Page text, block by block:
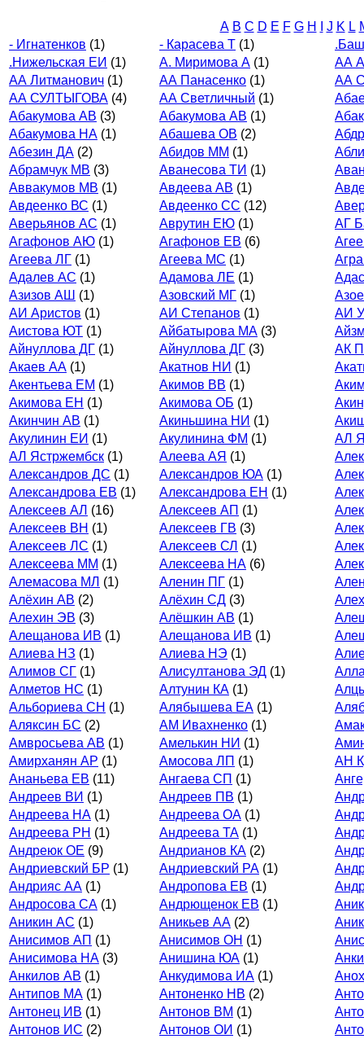
A B C D E F G H J K L
- Игнатенков (1) - Карасева Т (1)
.Нижельская ЕИ (1) А. Миримова А (1)
АА
АА Литманович (1) АА Панасенко (1)
АА
АА СУЛТЫГОВА (4) АА Светличный (1)
Абакумова АВ (3) Абакумова АВ (1)
Абакумова НА (1) Абашева ОВ (2)
Абезин ДА (2) Абидов ММ (1)
Абрамчук МВ (3) Аванесова ТИ (1)
Аввакумов МВ (1) Авдеева АВ (1)
Авдеенко ВС (1) Авдеенко СС (12)
Аверьянов АС (1) Аврутин ЕЮ (1)
АГ
Агафонов АЮ (1) Агафонов ЕВ (6)
Агеева ЛГ (1) Агеева МС (1)
Адалев АС (1) Адамова ЛЕ (1)
Азизов АШ
(1) Азовский МГ (1)
АИ Аристов (1) АИ Степанов (1)
АИ
Аистова ЮТ (1) Айбатырова МА (3)
Айнуллова ДГ (1) Айнуллова ДГ (3)
АК
Акаев АА (1) Акатнов НИ (1)
Акентьева ЕМ (1) Акимов ВВ (1)
Акимова ЕН (1) Акимова ОБ (1)
Акинчин АВ (1) Акиньшина НИ (1)
Акулинин ЕИ (1) Акулинина ФМ (1)
АЛ
АЛ Ястржембск (1) Алеева АЯ (1)
Александров ДС (1) Александров ЮА (1)
Александрова ЕВ (1) Александрова ЕН (1)
Алексеев АЛ (16) Алексеев АП (1)
Алексеев ВН (1) Алексеев ГВ (3)
Алексеев ЛС (1) Алексеев СЛ (1)
Алексеева ММ (1) Алексеева НА (6)
Алемасова МЛ (1) Аленин ПГ (1)
Алёхин АВ (2) Алёхин СД (3)
Алехин ЭВ (3) Алёшкин АВ (1)
Алещанова ИВ (1) Алещанова ИВ (1)
Алиева НЗ (1) Алиева НЭ (1)
Алимов СГ (1) Алисултанова ЭД (1)
Алметов НС (1) Алтунин КА (1)
Альбориева СН (1) Алябышева ЕА (1)
Аляксин БС (2) АМ Ивахненко (1)
Амвросьева АВ (1) Амелькин НИ (1)
Амирханян АР (1) Амосова ЛП (1)
АН
Ананьева ЕВ (11) Ангаева СП (1)
Андреев ВИ (1) Андреев ПВ (1)
Андреева НА (1) Андреева ОА (1)
Андреева РН (1) Андреева ТА (1)
Андреюк ОЕ (9) Андрианов КА (2)
Андриевский БР (1) Андриевский РА (1)
Андрияс АА (1) Андропова ЕВ (1)
Андросова СА (1) Андрющенок ЕВ (1)
Аникин АС (1) Аникьев АА (2)
Анисимов АП (1) Анисимов ОН (1)
Анисимова НА (3) Анишина ЮА (1)
Анкилов АВ (1) Анкудимова ИА (1)
Антипов МА (1) Антоненко НВ (2)
Антонец ИВ (1) Антонов ВМ (1)
Антонов ИС (2) Антонов ОИ (1)